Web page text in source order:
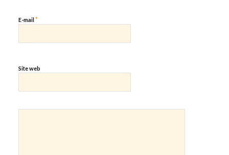
E-mail *
Site web